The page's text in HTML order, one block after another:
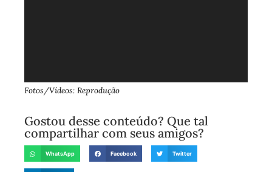
Fotos/Vídeos: Reprodução
Gostou desse conteúdo? Que tal
compartilhar com seus amigos?
WhatsApp Facebook Twitter